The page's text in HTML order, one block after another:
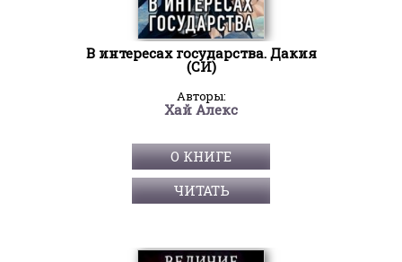
В интересах государства. Дакия
(СИ)
Авторы:
Хай Алекс
О КНИГЕ
ЧИТАТЬ